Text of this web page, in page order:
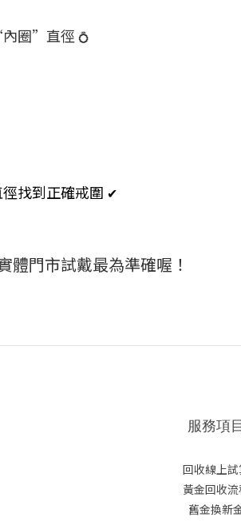
內圈”直徑 💍
找到正確戒圍 ✔
體門市試戴最為準確喔！
服務項
回收線上
黃金回收流
舊金換新